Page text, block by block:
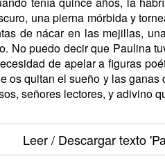
una pierna mórbida y
de nácar en las mejillas,
No puedo decir que Paulina
de apelar a figuras
os quitan el sueño y las
señores lectores, y adivino
Leer / Descargar texto